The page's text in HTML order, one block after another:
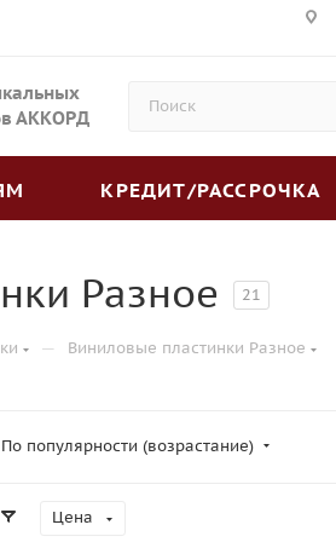
АККОРД
КРЕДИТ/РАССРОЧКА
Разное 21
— Виниловые пластинки Разное
По популярности (возрастание)
Цена